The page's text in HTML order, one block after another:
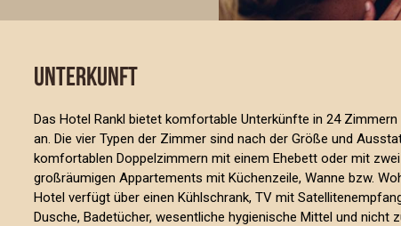
UNTERKUNFT
Das Hotel Rankl bietet komfortable Unterkünfte in 24
an. Die vier Typen der Zimmer sind nach der Größe und
komfortablen Doppelzimmern mit einem Ehebett oder mit
großräumigen Appartements mit Küchenzeile, Wanne bzw.
Hotel verfügt über einen Kühlschrank, TV mit
Dusche, Badetücher, wesentliche hygienische Mittel und nicht